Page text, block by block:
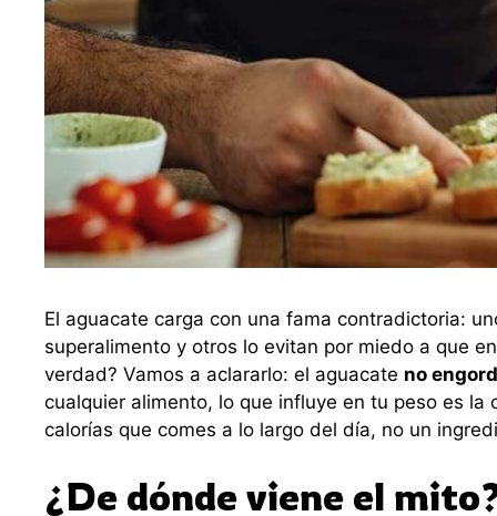
El aguacate carga con una fama contradictoria:
superalimento y otros lo evitan por miedo a que
verdad? Vamos a aclararlo: el aguacate no
cualquier alimento, lo que influye en tu peso es la
calorías que comes a lo largo del día, no un
¿De dónde viene el